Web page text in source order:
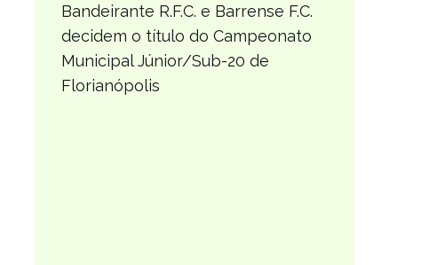
Bandeirante R.F.C. e Barrense F.C.
decidem o título do Campeonato
Municipal Júnior/Sub-20 de
Florianópolis